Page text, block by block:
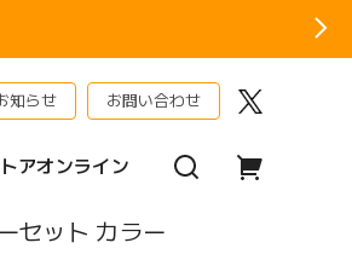
知らせ お問い合わせ
アオンライン
セット カラー